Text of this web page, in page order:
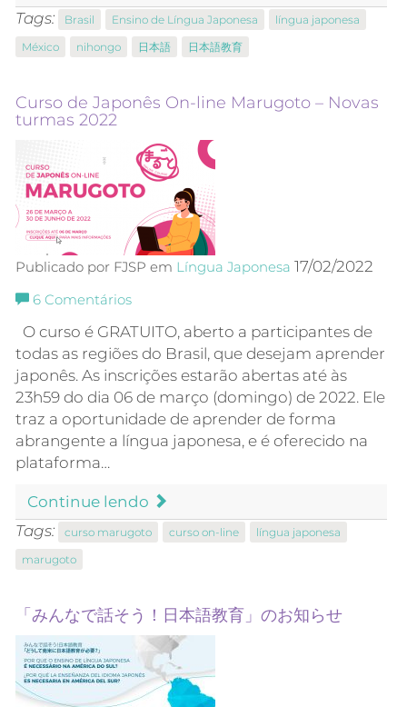
Tags:
Brasil Ensino de Língua Japonesa
língua japonesa
México
nihongo 日本語 日本語教育
Curso de Japonês On-line Marugoto – Novas
turmas 2022
Publicado por FJSP em Língua Japonesa 17/02/2022
6 Comentários
O curso é GRATUITO, aberto a participantes de
todas as regiões do Brasil, que desejam aprender
japonês. As inscrições estarão abertas até às
23h59 do dia 06 de março (domingo) de 2022. Ele
traz a oportunidade de aprender de forma
abrangente a língua japonesa, e é oferecido na
plataforma…
Continue lendo
Tags:
curso marugoto curso on-line
língua japonesa
marugoto
「みんなで話そう！日本語教育」のお知らせ